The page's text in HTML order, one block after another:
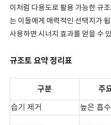
이처럼 다용도로 활용 가능한 규
는 이들에게 매력적인 선택지가
사용하면 시너지 효과를 얻을 수
규조토 요약 정리표
구분 주
습기 제거 높은 흡